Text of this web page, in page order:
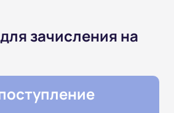
зачисления на